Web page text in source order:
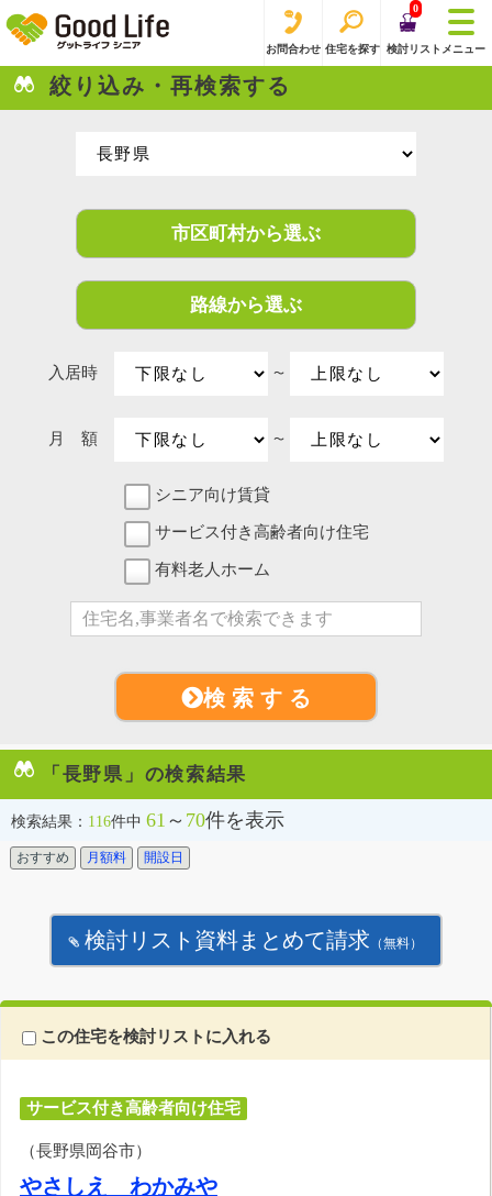
お問合わせ 住宅を探す
0
検討リスト メニュー
絞り込み・再検索する
市区町村から選ぶ
路線から選ぶ
入居時 〜
月 額 〜
シニア向け賃貸
サービス付き高齢者向け住宅
有料老人ホーム
検 索 す る
「長野県」の検索結果
検索結果： 116件中 61 ～ 70件を表示
おすすめ 月額料 開設日
検討リスト資料まとめて請求 （無料）
この住宅を検討リストに入れる
サービス付き高齢者向け住宅
（長野県岡谷市）
やさしえ わかみや